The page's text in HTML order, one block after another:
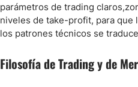
parámetros de trading
niveles de take-profit, para que
los patrones técnicos se
Filosofía de Trading y de